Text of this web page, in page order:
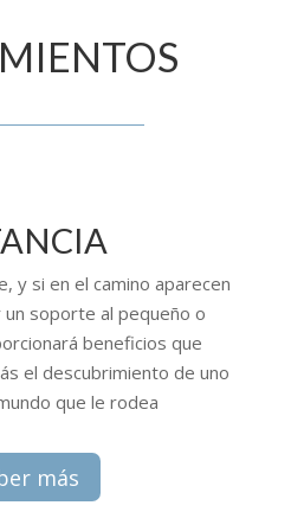
y si en el camino aparecen
soporte al pequeño o
beneficios que
el descubrimiento de uno
que le rodea
más